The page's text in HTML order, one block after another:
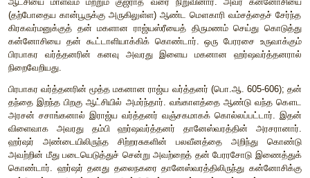
வர்த்தனவம்சத்தை நிறுவியவர் புஷ்யபூதி.அவர் தானேஸ்வரத்தை
கொண்டு ஆட்சி செய்தார் .குப்தப் பேரரசர்களின் கீழ் படைத்
அவர் குப்தர்களின் வீழ்ச்சிக்குப் பின்னர் ஆட்சியதிகாரத்தைப்
வர்த்தனர்( . 580-605) அமர்ந்த பின்னர்
வர்த்தனர் கூர்ஜரர்கள்,ஹூணர்கள் ஆகியோருக்கு எதிராகப்
ஆட்சியை
மாளவம் மற்றும் குஜராத் வரை நிறுவினார். அவர்
(தற்போதைய கான்பூருக்கு அருகிலுள்ள)ஆண்ட மௌகாரி
கிரகவர்மனுக்குத் தன் மகளான ராஜ்யஸ்ரீயைத் திருமணம்
கன்னோசியை தன் கூட்டாளியாக்கிக் கொண்டார்.ஒரு